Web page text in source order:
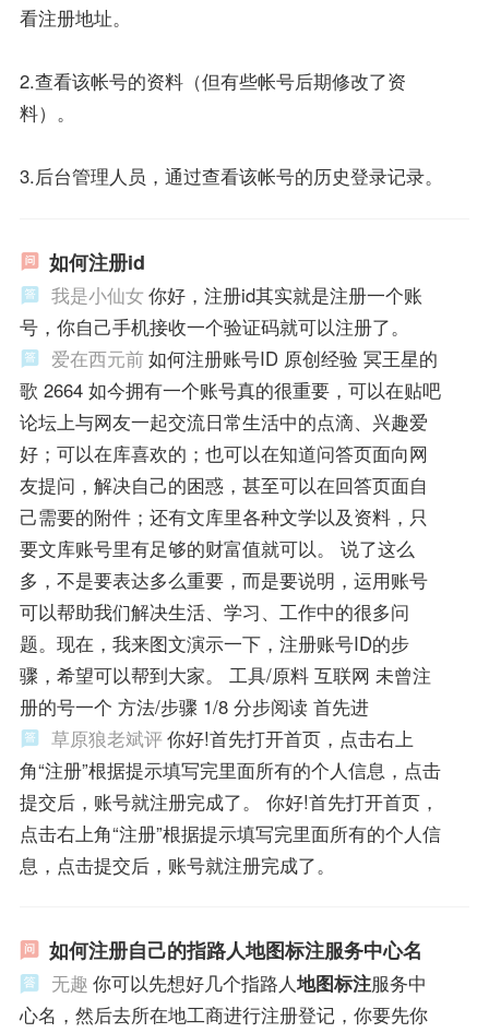
看注册地址。
2.查看该帐号的资料（但有些帐号后期修改了资
料）。
3.后台管理人员，通过查看该帐号的历史登录记录。
如何注册id
我是小仙女你好，注册id其实就是注册一个账
号，你自己手机接收一个验证码就可以注册了。
爱在西元前如何注册账号ID 原创经验 冥王星的
歌 2664 如今拥有一个账号真的很重要，可以在贴吧
论坛上与网友一起交流日常生活中的点滴、兴趣爱
好；可以在库喜欢的；也可以在知道问答页面向网
友提问，解决自己的困惑，甚至可以在回答页面自
己需要的附件；还有文库里各种文学以及资料，只
要文库账号里有足够的财富值就可以。 说了这么
多，不是要表达多么重要，而是要说明，运用账号
可以帮助我们解决生活、学习、工作中的很多问
题。现在，我来图文演示一下，注册账号ID的步
骤，希望可以帮到大家。 工具/原料 互联网 未曾注
册的号一个 方法/步骤 1/8 分步阅读 首先进
草原狼老斌评你好!首先打开首页，点击右上
角“注册”根据提示填写完里面所有的个人信息，点击
提交后，账号就注册完成了。 你好!首先打开首页，
点击右上角“注册”根据提示填写完里面所有的个人信
息，点击提交后，账号就注册完成了。
如何注册自己的指路人地图标注服务中心名
无趣 你可以先想好几个指路人地图标注服务中
心名，然后去所在地工商进行注册登记，你要先你